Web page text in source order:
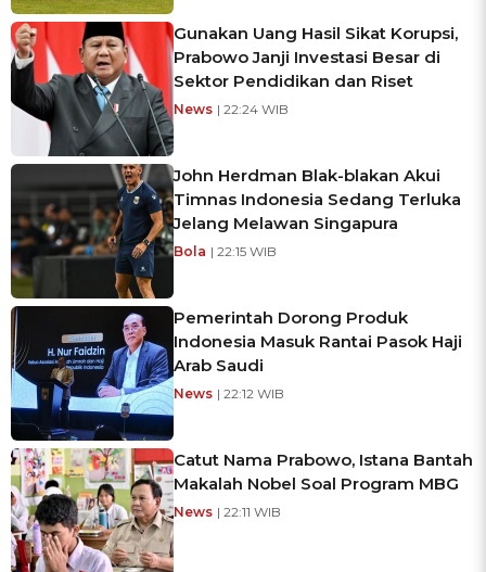
Gunakan Uang Hasil Sikat Korupsi,
Prabowo Janji Investasi Besar di
Sektor Pendidikan dan Riset
News | 22:24 WIB
John Herdman Blak-blakan Akui
Timnas Indonesia Sedang Terluka
Jelang Melawan Singapura
Bola | 22:15 WIB
Pemerintah Dorong Produk
Indonesia Masuk Rantai Pasok Haji
Arab Saudi
News | 22:12 WIB
Catut Nama Prabowo, Istana Bantah
Makalah Nobel Soal Program MBG
News | 22:11 WIB